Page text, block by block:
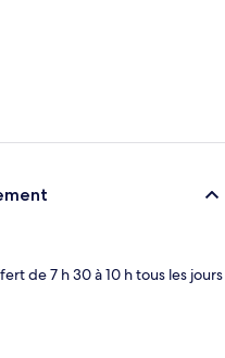
de 7 h 30 à 10 h tous les jours